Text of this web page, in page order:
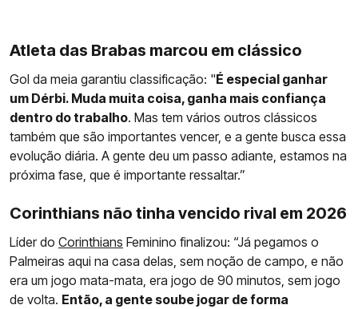
Atleta das Brabas marcou em clássico
Gol da meia garantiu classificação: "É especial ganhar
um Dérbi. Muda muita coisa, ganha mais confiança
dentro do trabalho. Mas tem vários outros clássicos
também que são importantes vencer, e a gente busca essa
evolução diária. A gente deu um passo adiante, estamos na
próxima fase, que é importante ressaltar.”
Corinthians não tinha vencido rival em 2026
Líder do Corinthians Feminino finalizou: “Já pegamos o
Palmeiras aqui na casa delas, sem noção de campo, e não
era um jogo mata-mata, era jogo de 90 minutos, sem jogo
de volta. Então, a gente soube jogar de forma